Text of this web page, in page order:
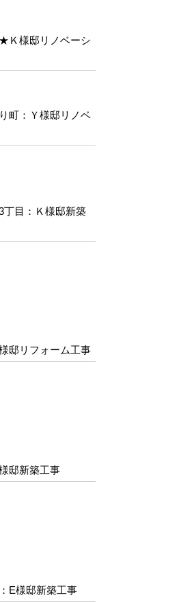
Ｋ様邸リノベーシ
町：Ｙ様邸リノベ
丁目：Ｋ様邸新築
邸リフォーム工事
邸新築工事
E様邸新築工事